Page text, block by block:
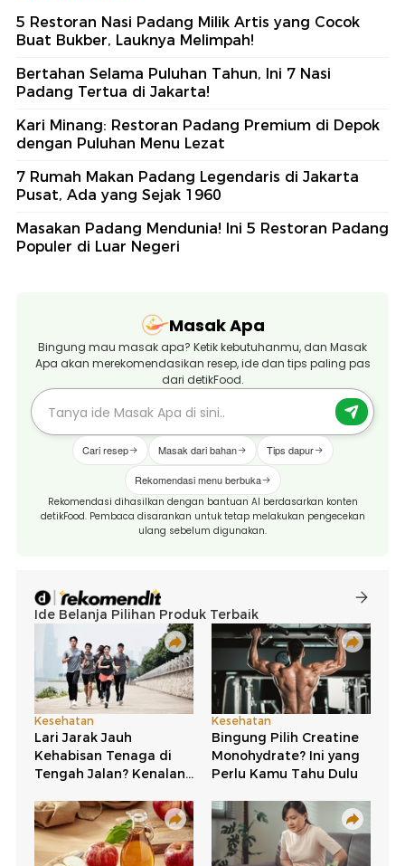
5 Restoran Nasi Padang Milik Artis yang Cocok
Buat Bukber, Lauknya Melimpah!
Bertahan Selama Puluhan Tahun, Ini 7 Nasi
Padang Tertua di Jakarta!
Kari Minang: Restoran Padang Premium di Depok
dengan Puluhan Menu Lezat
7 Rumah Makan Padang Legendaris di Jakarta
Pusat, Ada yang Sejak 1960
Masakan Padang Mendunia! Ini 5 Restoran Padang
Populer di Luar Negeri
Masak Apa
Bingung mau masak apa? Ketik kebutuhanmu, dan Masak
Apa akan merekomendasikan resep, ide dan tips paling pas
dari detikFood.
Cari resep Masak dari bahan Tips dapur
Rekomendasi menu berbuka
Rekomendasi dihasilkan dengan bantuan AI berdasarkan konten
detikFood. Pembaca disarankan untuk tetap melakukan pengecekan
ulang sebelum digunakan.